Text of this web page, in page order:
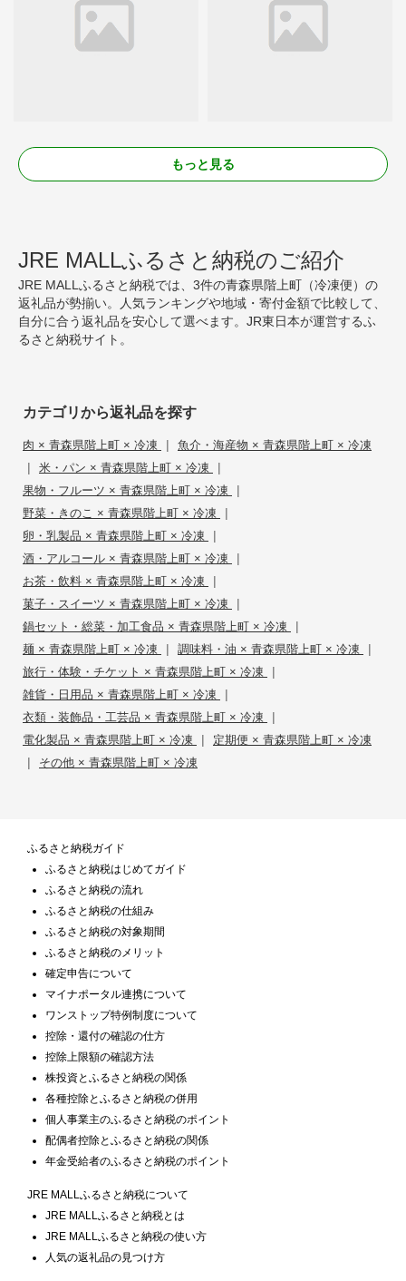
もっと見る
JRE MALLふるさと納税のご紹介
JRE MALLふるさと納税では、3件の青森県階上町（冷凍便）の
返礼品が勢揃い。人気ランキングや地域・寄付金額で比較して、
自分に合う返礼品を安心して選べます。JR東日本が運営するふ
るさと納税サイト。
カテゴリから返礼品を探す
肉 × 青森県階上町 × 冷凍 | 魚介・海産物 × 青森県階上町 × 冷凍
| 米・パン × 青森県階上町 × 冷凍 |
果物・フルーツ × 青森県階上町 × 冷凍 |
野菜・きのこ × 青森県階上町 × 冷凍 |
卵・乳製品 × 青森県階上町 × 冷凍 |
酒・アルコール × 青森県階上町 × 冷凍 |
お茶・飲料 × 青森県階上町 × 冷凍 |
菓子・スイーツ × 青森県階上町 × 冷凍 |
鍋セット・総菜・加工食品 × 青森県階上町 × 冷凍 |
麺 × 青森県階上町 × 冷凍 | 調味料・油 × 青森県階上町 × 冷凍 |
旅行・体験・チケット × 青森県階上町 × 冷凍 |
雑貨・日用品 × 青森県階上町 × 冷凍 |
衣類・装飾品・工芸品 × 青森県階上町 × 冷凍 |
電化製品 × 青森県階上町 × 冷凍 | 定期便 × 青森県階上町 × 冷凍
| その他 × 青森県階上町 × 冷凍
ふるさと納税ガイド
ふるさと納税はじめてガイド
ふるさと納税の流れ
ふるさと納税の仕組み
ふるさと納税の対象期間
ふるさと納税のメリット
確定申告について
マイナポータル連携について
ワンストップ特例制度について
控除・還付の確認の仕方
控除上限額の確認方法
株投資とふるさと納税の関係
各種控除とふるさと納税の併用
個人事業主のふるさと納税のポイント
配偶者控除とふるさと納税の関係
年金受給者のふるさと納税のポイント
JRE MALLふるさと納税について
JRE MALLふるさと納税とは
JRE MALLふるさと納税の使い方
人気の返礼品の見つけ方